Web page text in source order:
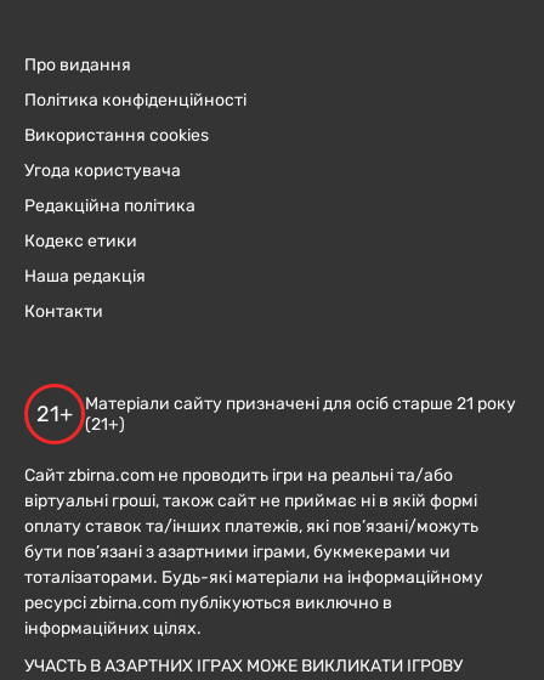
Про видання
Політика конфіденційності
Використання cookies
Угода користувача
Редакційна політика
Кодекс етики
Наша редакція
Контакти
21+
Матеріали сайту призначені для осіб старше 21 року
(21+)
Сайт zbirna.com не проводить ігри на реальні та/або
віртуальні гроші, також сайт не приймає ні в якій формі
оплату ставок та/інших платежів, які пов’язані/можуть
бути пов’язані з азартними іграми, букмекерами чи
тоталізаторами. Будь-які матеріали на інформаційному
ресурсі zbirna.com публікуються виключно в
інформаційних цілях.
УЧАСТЬ В АЗАРТНИХ ІГРАХ МОЖЕ ВИКЛИКАТИ ІГРОВУ